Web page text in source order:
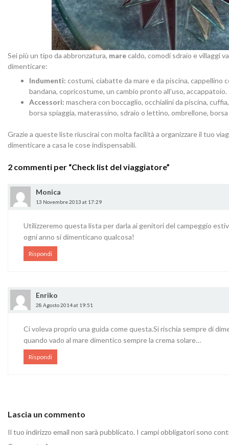
Sei più un tipo da abbronzatura, marecaldo, comodi sdraio e villaggi
dimenticare:
Indumenti: costumi, ciabatte da mare e da piscina, cappellino
bandana, copricostume, un cambio pronto all’uso, accappatoio.
Accessori: maschera con boccaglio, occhialini da piscina,
borsa spiaggia, materassino, sdraio o lettino, ombrellone,
Grazie a queste liste riuscirai con molta facilità a organizzare il tuo
dimenticare a casa le cose indispensabili.
2 commenti per “Check list del viaggiatore”
Monica
13 Novembre 2013 at 17:29
Utilizzeremo questa lista per darla ai genitori del campeggio
ogni anno si dimenticano qualcosa!
Rispondi
Enriko
28 Agosto 2014 at 19:51
Ci voleva proprio una guida come questa.Si rischia sempre di
quando vado al mare dimentico sempre la crema solare…
Rispondi
Lascia un commento
Il tuo indirizzo email non sarà pubblicato. I campi obbligatori sono